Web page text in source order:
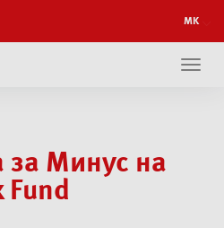
за Минус на
Fund